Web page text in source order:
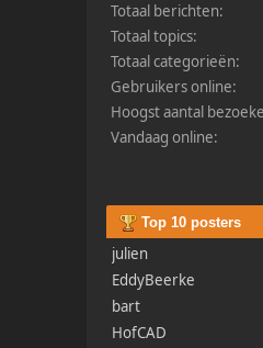
Totaal berichten:
Totaal topics:
Totaal categorieën:
Gebruikers online:
Hoogst aantal
Vandaag online:
Top 10 posters
julien
EddyBeerke
bart
HofCAD